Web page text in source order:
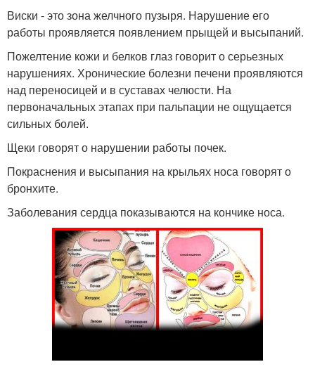
Виски - это зона желчного пузыря. Нарушение его
работы проявляется появлением прыщей и высыпаний.
Пожелтение кожи и белков глаз говорит о серьезных
нарушениях. Хронические болезни печени проявляются
над переносицей и в суставах челюсти. На
первоначальных этапах при пальпации не ощущается
сильных болей.
Щеки говорят о нарушении работы почек.
Покраснения и высыпания на крыльях носа говорят о
бронхите.
Заболевания сердца показываются на кончике носа.